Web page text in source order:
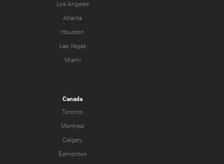
Los Angeles
Atlanta
Houston
Las Vegas
Miami
Canada
Toronto
Montreal
Calgary
Edmonton